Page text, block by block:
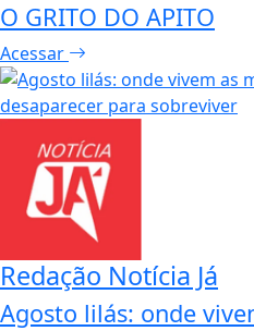
O GRITO DO APITO
Acessar
Redação Notícia Já
Agosto lilás: onde